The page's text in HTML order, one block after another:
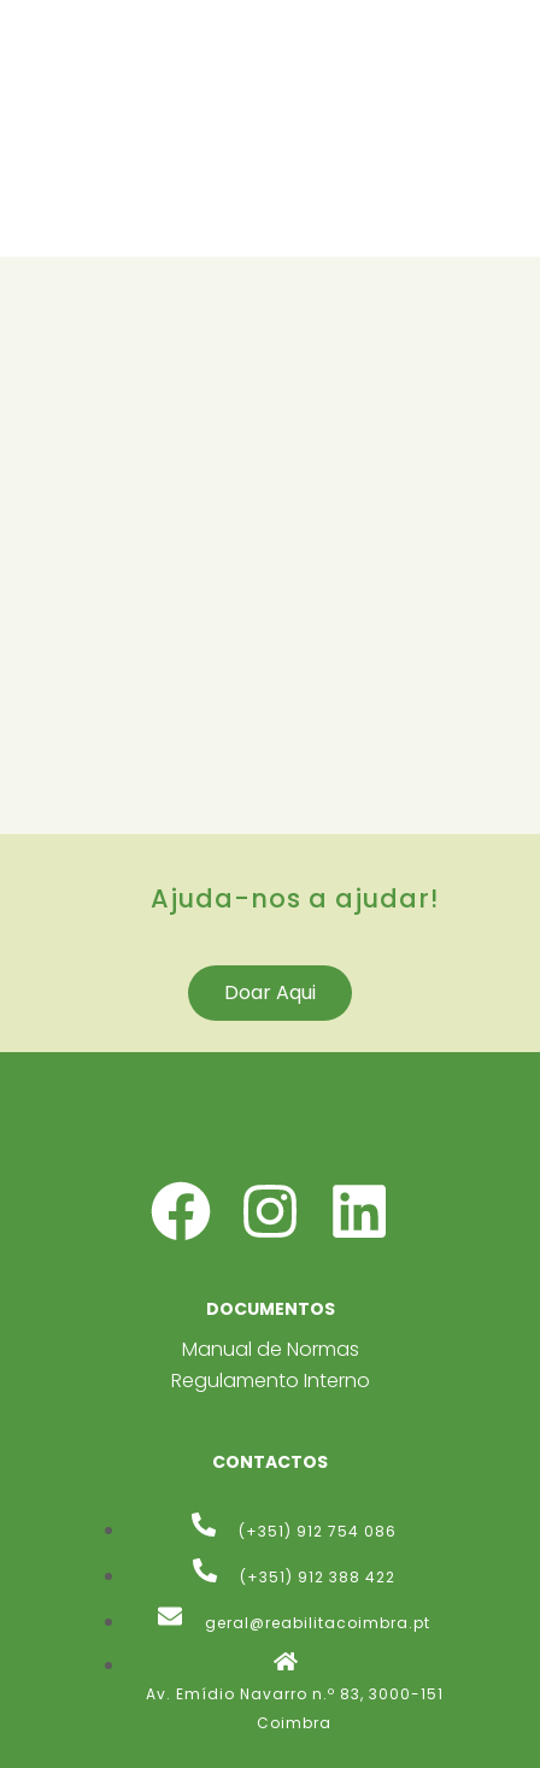
Ajuda-nos a ajudar!
Doar Aqui
DOCUMENTOS
Manual de Normas
Regulamento Interno
CONTACTOS
(+351) 912 754 086
(+351) 912 388 422​
geral@reabilitacoimbra.pt
Av. Emídio Navarro n.º 83, 3000-151
Coimbra